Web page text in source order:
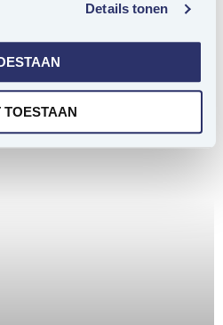
Details tonen
TOESTAAN
6,3 miljoen 50-